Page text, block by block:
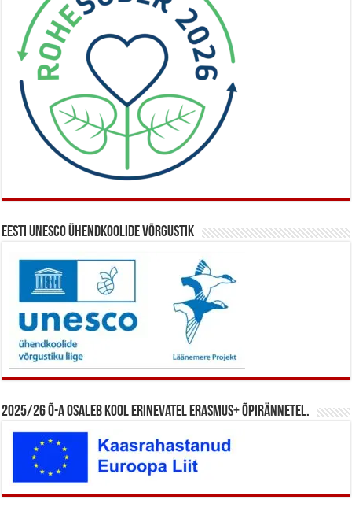
Eesti UNESCO ühendkoolide võrgustik
2025/26 õ-a osaleb kool erinevatel Erasmus+ õpirännetel.